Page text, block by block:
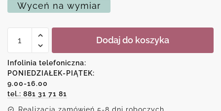
Wyceń na wymiar
Plakat-
Boboli
Dodaj do koszyka
Infolinia telefoniczna:
PONIEDZIAŁEK-PIĄTEK:
9.00-16.00
tel.: 881 31 71 81